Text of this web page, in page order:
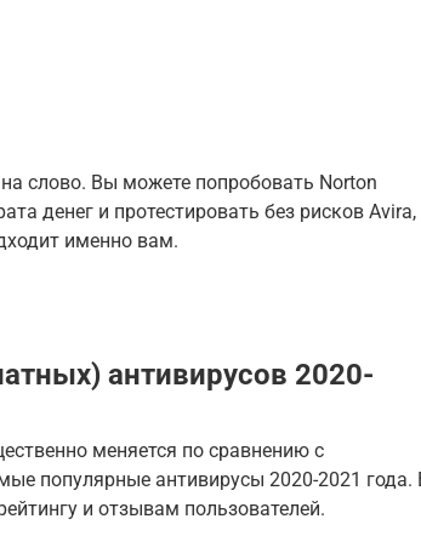
слово. Вы можете попробовать Norton
денег и протестировать без рисков Avira,
именно вам.
антивирусов 2020-
меняется по сравнению с
популярные антивирусы 2020-2021 года.
и отзывам пользователей.